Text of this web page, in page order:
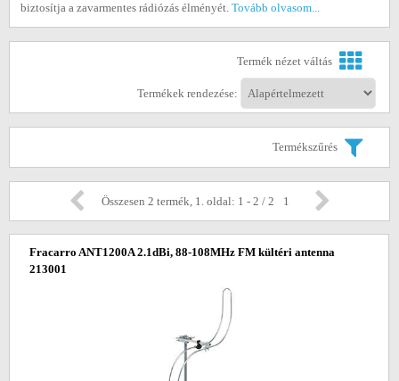
biztosítja a zavarmentes rádiózás élményét. Tovább olvasom...
Termék nézet váltás
Termékek rendezése:
Termékszűrés
Összesen 2 termék, 1. oldal: 1 - 2 / 2 1
Fracarro ANT1200A 2.1dBi, 88-108MHz FM kültéri antenna
213001